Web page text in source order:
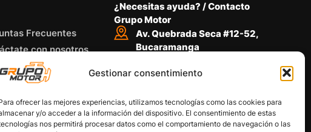
Gestionar consentimiento
ofrecer las mejores experiencias, utilizamos tecnologías como las cookies para
y/o acceder a la información del dispositivo. El consentimiento de estas
nos permitirá procesar datos como el comportamiento de navegación o las
Frecuentes
con nosotros
¿Necesitas ayuda? / Contacto
Grupo Motor
Av. Quebrada Seca #12-52,
Bucaramanga
Llámanos desde 8 AM - 5 PM
Habla con nosotros
Por medio de WhatsApp